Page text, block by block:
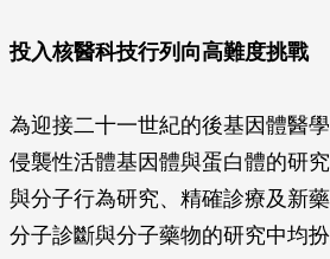
投入核醫科技行列向高難度挑戰
為迎接二十一世紀的後基因體醫
侵襲性活體基因體與蛋白體的研
與分子行為研究、精確診療及新
分子診斷與分子藥物的研究中均